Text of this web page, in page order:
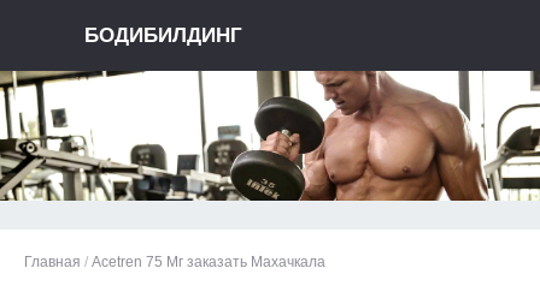
БОДИБИЛДИНГ
Главная / Acetren 75 Мг заказать Махачкала